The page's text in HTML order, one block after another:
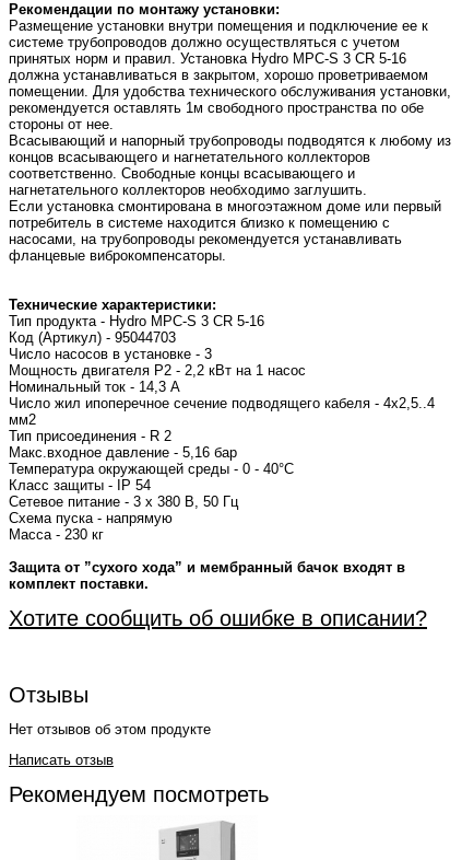
Рекомендации по монтажу установки:
Размещение установки внутри помещения и подключение ее к
системе трубопроводов должно осуществляться с учетом
принятых норм и правил. Установка Hydro MPC-S 3 CR 5-16
должна устанавливаться в закрытом, хорошо проветриваемом
помещении. Для удобства технического обслуживания установки,
рекомендуется оставлять 1м свободного пространства по обе
стороны от нее.
Всасывающий и напорный трубопроводы подводятся к любому из
концов всасывающего и нагнетательного коллекторов
соответственно. Свободные концы всасывающего и
нагнетательного коллекторов необходимо заглушить.
Если установка смонтирована в многоэтажном доме или первый
потребитель в системе находится близко к помещению с
насосами, на трубопроводы рекомендуется устанавливать
фланцевые виброкомпенсаторы.
Технические характеристики:
Тип продукта - Hydro MPC-S 3 CR 5-16
Код (Артикул) - 95044703
Число насосов в установке - 3
Мощность двигателя P2 - 2,2 кВт на 1 насос
Номинальный ток - 14,3 А
Число жил ипоперечное сечение подводящего кабеля - 4x2,5..4
мм2
Тип присоединения - R 2
Макс.входное давление - 5,16 бар
Температура окружающей среды - 0 - 40°C
Класс защиты - IP 54
Сетевое питание - 3 х 380 В, 50 Гц
Схема пуска - напрямую
Масса - 230 кг
Защита от ”сухого хода” и мембранный бачок входят в
комплект поставки.
Хотите сообщить об ошибке в описании?
Отзывы
Нет отзывов об этом продукте
Написать отзыв
Рекомендуем посмотреть